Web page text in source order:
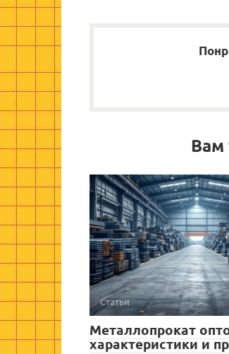
Вам
Статьи
Металлопрокат
характеристики и